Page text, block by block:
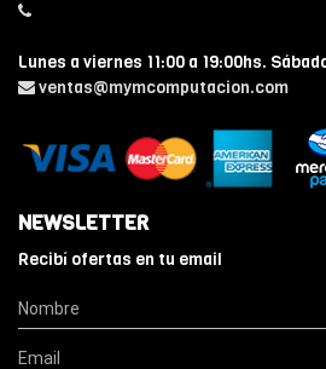
Lunes a viernes 11:00 a 19:00hs.
ventas@mymcomputacion.com
NEWSLETTER
Recibí ofertas en tu email